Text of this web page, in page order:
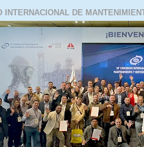
INTERNACIONAL DE